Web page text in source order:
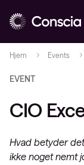
Hjem Events
EVENT
CIO
Hvad betyder
ikke noget nemt